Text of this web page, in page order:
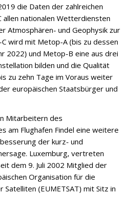
die Daten der zahlreichen
nationalen Wetterdiensten
Atmosphären- und Geophysik zur
wird mit Metop-A (bis zu dessen
2022) und Metop-B eine aus drei
bilden und die Qualität
zu zehn Tage im Voraus weiter
europäischen Staatsbürger und
Mitarbeitern des
am Flughafen Findel eine weitere
der kurz- und
Luxemburg, vertreten
dem 9. Juli 2002 Mitglied der
Organisation für die
(EUMETSAT) mit Sitz in